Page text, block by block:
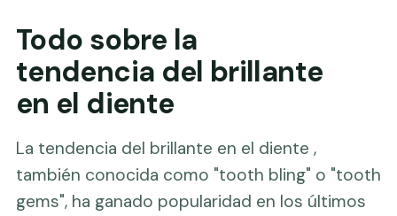
Todo sobre la
tendencia del brillante
en el diente
La tendencia del brillante en el diente ,
también conocida como "tooth bling" o "tooth
gems", ha ganado popularidad en los últimos